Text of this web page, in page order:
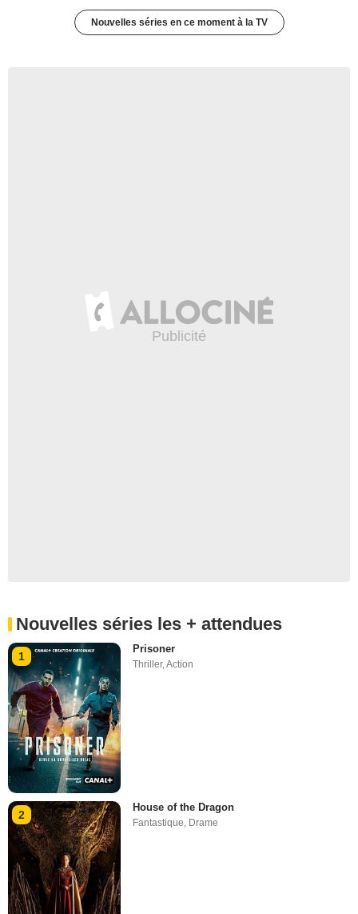
Nouvelles séries en ce moment à la TV
Nouvelles séries les + attendues
1
Prisoner
Thriller,Action
2
House of the Dragon
Fantastique, Drame